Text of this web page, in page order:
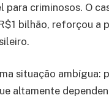
criminosos. O
bilhão, reforçou a
situação ambígua:
altamente